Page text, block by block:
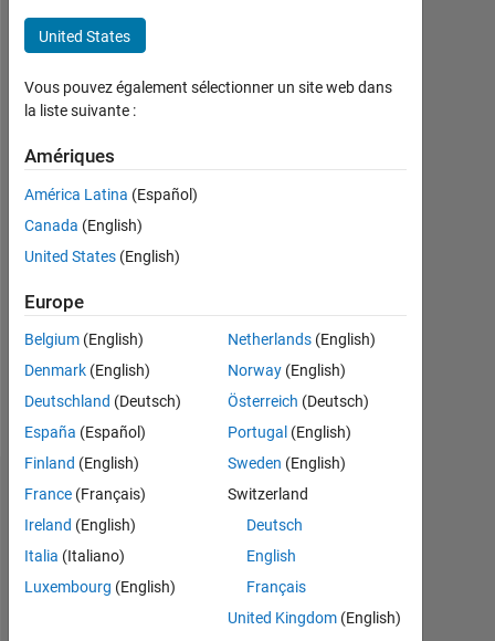
plus
de 4
y a
Actif
depuis
2020
0
Following:
0
Follow
Badges
United States
Vous pouvez également sélectionner un site web dans
la liste suivante :
Amériques
América Latina (Español)
Canada (English)
United States (English)
Europe
Belgium (English)
Denmark (English)
Deutschland (Deutsch)
España (Español)
Finland (English)
France (Français)
Ireland (English)
Italia (Italiano)
Luxembourg (English)
Netherlands(English)
Norway(English)
Österreich (Deutsch)
Portugal (English)
Sweden (English)
Switzerland
Deutsch
English
Français
United Kingdom(English)